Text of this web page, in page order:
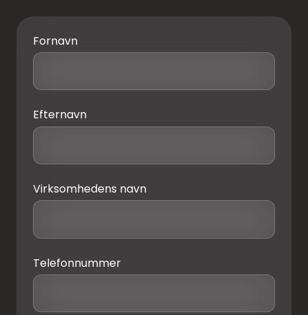
Fornavn
Efternavn
Virksomhedens navn
Telefonnummer